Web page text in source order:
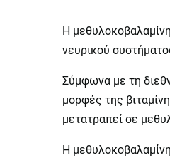
Η
νευρικού
Σύμφωνα με τη
μορφές της
μετατραπεί σε
Η